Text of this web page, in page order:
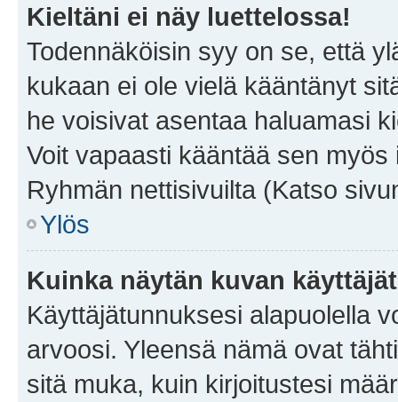
Kieltäni ei näy luettelossa!
Todennäköisin syy on se, että
kukaan ei ole vielä kääntänyt
he voisivat asentaa haluamasi
Voit vapaasti kääntää sen
Ryhmän nettisivuilta (Katso
Ylös
Kuinka näytän kuvan
Käyttäjätunnuksesi alapuolella
arvoosi. Yleensä nämä ovat
sitä muka, kuin kirjoitustesi